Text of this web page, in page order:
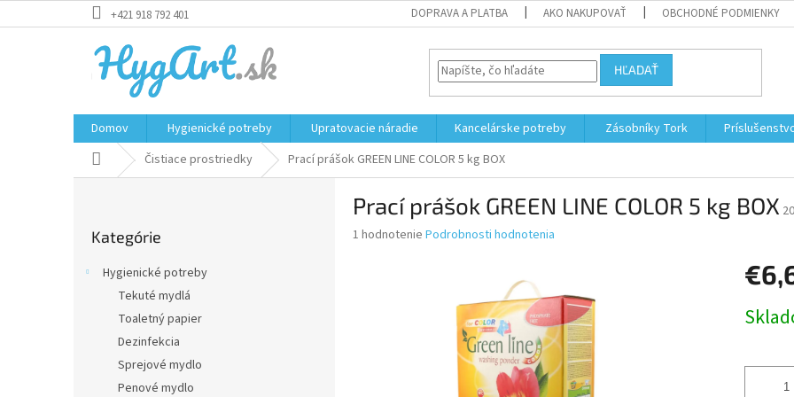
na
+421 918 792 401 DOPRAVA A PLATBA AKO NAKUPOVAŤ OBCHODNÉ PODMIENKY
HĽADAŤ
Domov Hygienické potreby Upratovacie náradie Kancelárske potreby Zásobníky Tork
Domov Čistiace prostriedky Prací prášok GREEN LINE COLOR 5 kg BOX
kategórie
Kategórie
Hygienické potreby
Tekuté mydlá
Toaletný papier
Dezinfekcia
Sprejové mydlo
Penové mydlo
Prací prášok GREEN LINE COLOR 5 kg BOX
Priemerné
1 hodnotenie Podrobnosti hodnotenia
cena: